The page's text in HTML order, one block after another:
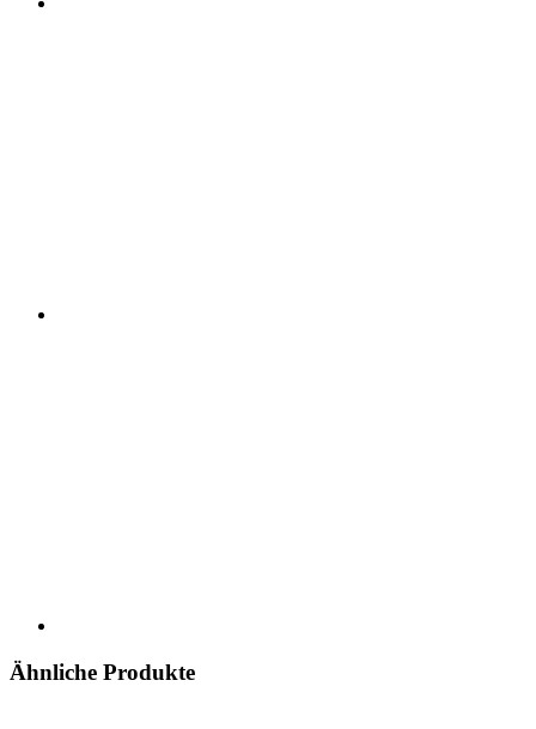
Ähnliche Produkte